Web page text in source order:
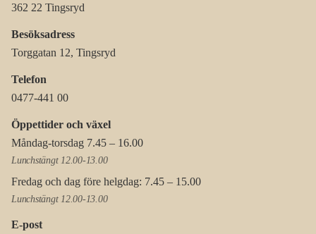
362 22 Tingsryd
Besöksadress
Torggatan 12, Tingsryd
Telefon
0477-441 00
Öppettider och växel
Måndag-torsdag 7.45 – 16.00
Lunchstängt 12.00-13.00
Fredag och dag före helgdag: 7.45 – 15.00
Lunchstängt 12.00-13.00
E-post